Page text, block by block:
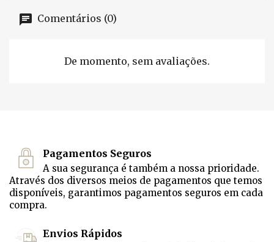
Comentários (0)
De momento, sem avaliações.
Pagamentos Seguros
A sua segurança é também a nossa prioridade.
Através dos diversos meios de pagamentos que temos
disponíveis, garantimos pagamentos seguros em cada
compra.
Envios Rápidos